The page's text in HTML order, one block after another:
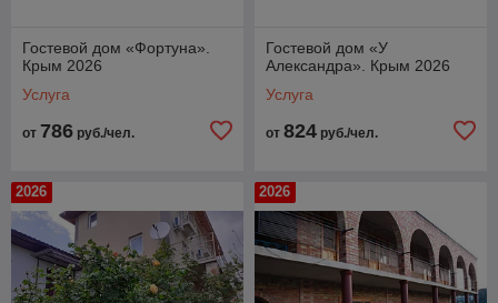
Гостевой дом «Фортуна».
Крым 2026
Услуга
от 786 руб./чел.
Гостевой дом «У
Александра». Крым 2026
Услуга
от 824 руб./чел.
2026 2026